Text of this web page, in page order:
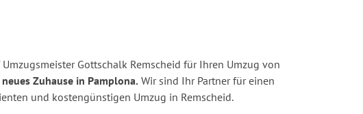
Gottschalk Remscheid für Ihren Umzug von
Zuhause in Pamplona. Wir sind Ihr Partner für einen
und kostengünstigen Umzug in Remscheid.